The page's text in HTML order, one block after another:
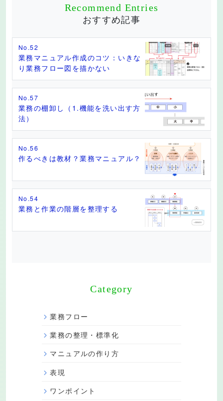
Recommend Entries
おすすめ記事
No.52
業務マニュアル作成のコツ：いきな
り業務フロー図を描かない
No.57
業務の棚卸し（1.機能を洗い出す方
法）
No.56
作るべきは教材？業務マニュアル？
No.54
業務と作業の階層を整理する
Category
業務フロー
業務の整理・標準化
マニュアルの作り方
表現
ワンポイント